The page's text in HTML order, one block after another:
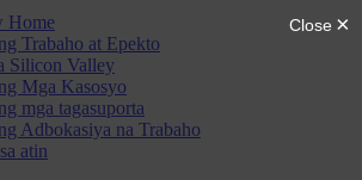
Home
Trabaho at Epekto
Silicon Valley
Mga Kasosyo
mga tagasuporta
Adbokasiya na Trabaho
atin